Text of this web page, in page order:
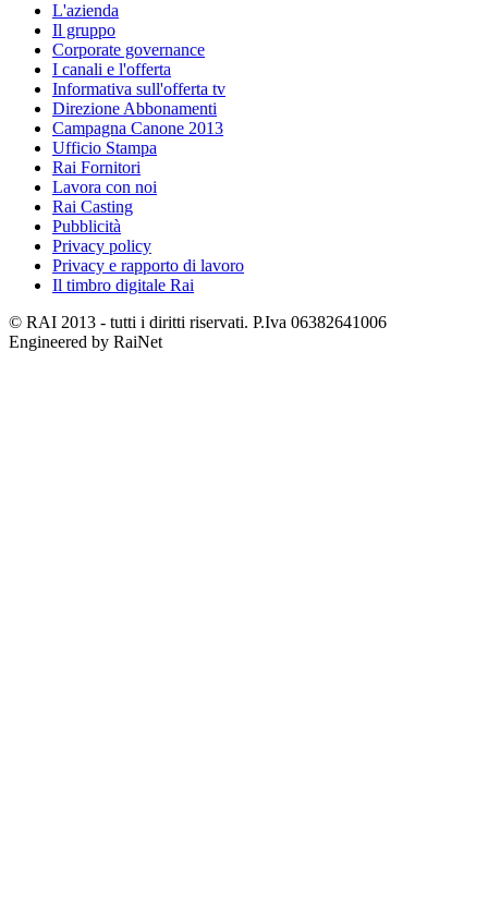
L'azienda
Il gruppo
Corporate governance
I canali e l'offerta
Informativa sull'offerta tv
Direzione Abbonamenti
Campagna Canone 2013
Ufficio Stampa
Rai Fornitori
Lavora con noi
Rai Casting
Pubblicità
Privacy policy
Privacy e rapporto di lavoro
Il timbro digitale Rai
© RAI 2013 - tutti i diritti riservati. P.Iva 06382641006
Engineered by RaiNet